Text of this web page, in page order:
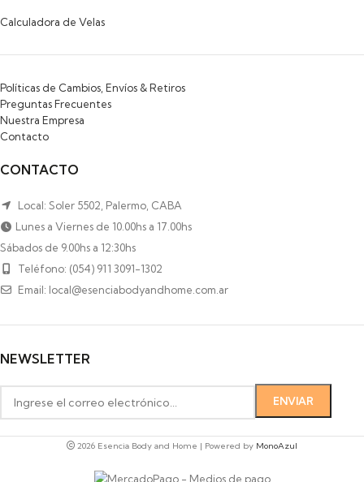
Calculadora de Velas
Políticas de Cambios, Envíos & Retiros
Preguntas Frecuentes
Nuestra Empresa
Contacto
CONTACTO
Local: Soler 5502, Palermo, CABA
Lunes a Viernes de 10.00hs a 17.00hs
Sábados de 9.00hs a 12:30hs
Teléfono: (054) 911 3091-1302
Email: local@esenciabodyandhome.com.ar
NEWSLETTER
2026 Esencia Body and Home | Powered by MonoAzul